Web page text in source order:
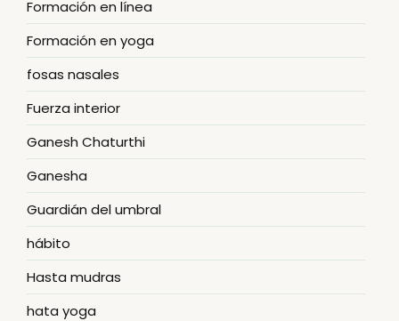
Formación en línea
Formación en yoga
fosas nasales
Fuerza interior
Ganesh Chaturthi
Ganesha
Guardián del umbral
hábito
Hasta mudras
hata yoga